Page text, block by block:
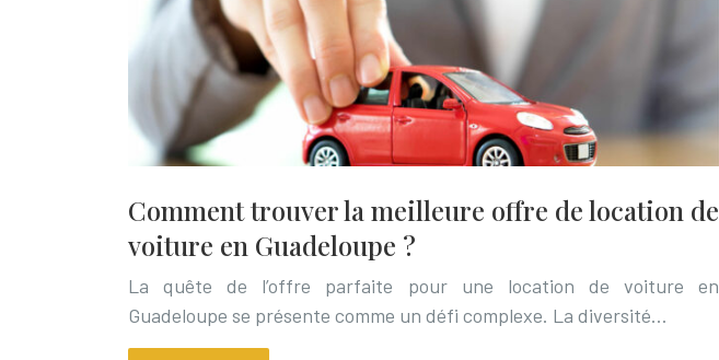
Comment trouver la meilleure offre de location de
voiture en Guadeloupe ?
La quête de l’offre parfaite pour une location de voiture en
Guadeloupe se présente comme un défi complexe. La diversité…